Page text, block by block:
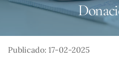
Publicado: 17-02-2025